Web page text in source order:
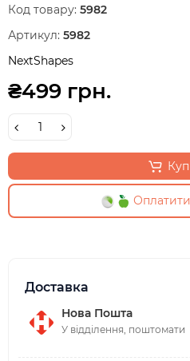
Код товару: 5982
Артикул: 5982
NextShapes
₴499 грн.
Доставка
Нова Пошта
У відділення, поштомати